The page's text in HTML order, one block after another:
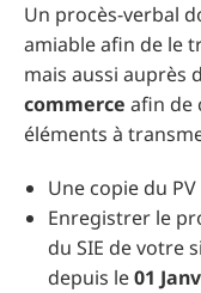
Un procès-verbal
amiable afin de le
mais aussi auprès
commerce afin de
éléments à
Une copie du
Enregistrer le
du SIE de votre
depuis le01